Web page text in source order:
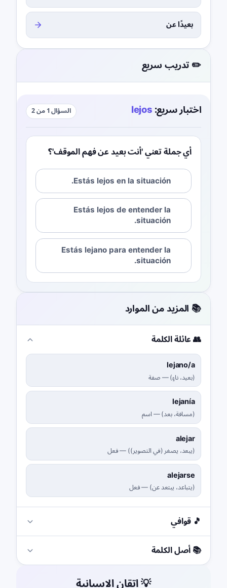
بعيدًا عن
✏️ تدريب سريع
اختبار سريع:lejos السؤال 1 من 2
أي جملة تعني 'أنت بعيد عن فهم الموقف'؟
Estás lejos en la situación.
Estás lejos de entender la
situación.
Estás lejano para entender la
situación.
📚 المزيد من الموارد
👥 عائلة الكلمة
lejano/a
(بعيد، ناءٍ)
—صفة
lejanía
(مسافة، بعد)
—اسم
alejar
(يبعد، يصغر (في التصوير))
—فعل
alejarse
(يتباعد، يبتعد عن)
—فعل
🎵 قوافي
📚 أصل الكلمة